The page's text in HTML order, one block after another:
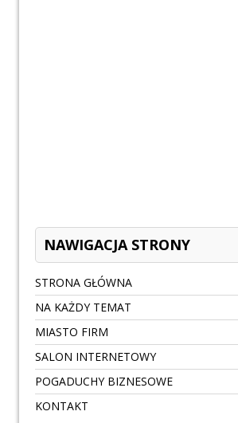
NAWIGACJA STRONY
STRONA GŁÓWNA
NA KAŻDY TEMAT
MIASTO FIRM
SALON INTERNETOWY
POGADUCHY BIZNESOWE
KONTAKT